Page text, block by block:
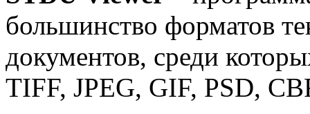
большинство форматов
документов, среди
TIFF, JPEG, GIF, PSD,